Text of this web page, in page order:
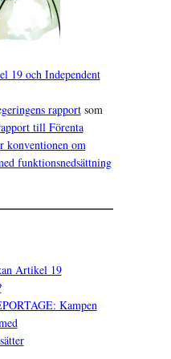
19 och Independent
rapportsom
till Förenta
konventionen om
funktionsnedsättning
Artikel 19
Kampen